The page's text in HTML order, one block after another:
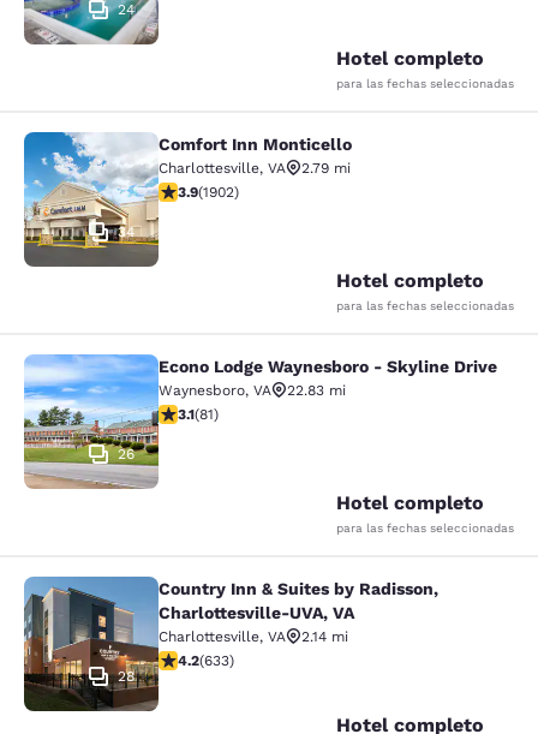
24
Hotel completo
para las fechas seleccionadas
Comfort Inn Monticello
34
Comfort Inn Monticello
Charlottesville, VA
2.79 mi
calificación de 3.93 estrellas. Bueno. 1902 reseñas
3.9(1902)
Hotel completo
para las fechas seleccionadas
Econo Lodge Waynesboro - Skyline
26
Econo Lodge Waynesboro - Skyline Drive
Waynesboro, VA
22.83 mi
calificación de 3.14 estrellas. Bueno. 81 reseñas
3.1(81)
Hotel completo
para las fechas seleccionadas
Country Inn & Suites by Radisson,
28
Country Inn & Suites by Radisson,
Charlottesville-UVA, VA
Charlottesville, VA
2.14 mi
calificación de 4.21 estrellas. Excelente. 633 reseñas
4.2(633)
Hotel completo